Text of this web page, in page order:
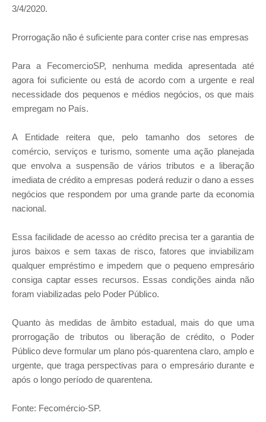
3/4/2020.
Prorrogação não é suficiente para conter crise nas empresas
Para a FecomercioSP, nenhuma medida apresentada até
agora foi suficiente ou está de acordo com a urgente e real
necessidade dos pequenos e médios negócios, os que mais
empregam no País.
A Entidade reitera que, pelo tamanho dos setores de
comércio, serviços e turismo, somente uma ação planejada
que envolva a suspensão de vários tributos e a liberação
imediata de crédito a empresas poderá reduzir o dano a esses
negócios que respondem por uma grande parte da economia
nacional.
Essa facilidade de acesso ao crédito precisa ter a garantia de
juros baixos e sem taxas de risco, fatores que inviabilizam
qualquer empréstimo e impedem que o pequeno empresário
consiga captar esses recursos. Essas condições ainda não
foram viabilizadas pelo Poder Público.
Quanto às medidas de âmbito estadual, mais do que uma
prorrogação de tributos ou liberação de crédito, o Poder
Público deve formular um plano pós-quarentena claro, amplo e
urgente, que traga perspectivas para o empresário durante e
após o longo período de quarentena.
Fonte: Fecomércio-SP.